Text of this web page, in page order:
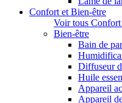
Confort et Bien-être
Voir tous
Bien-être
Bain de
Diffuseur
Huile
Appareil
Appareil